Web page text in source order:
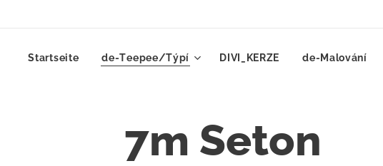
Startseite de-Teepee/Týpí DIVI_KERZE de-Malování
7m Seton